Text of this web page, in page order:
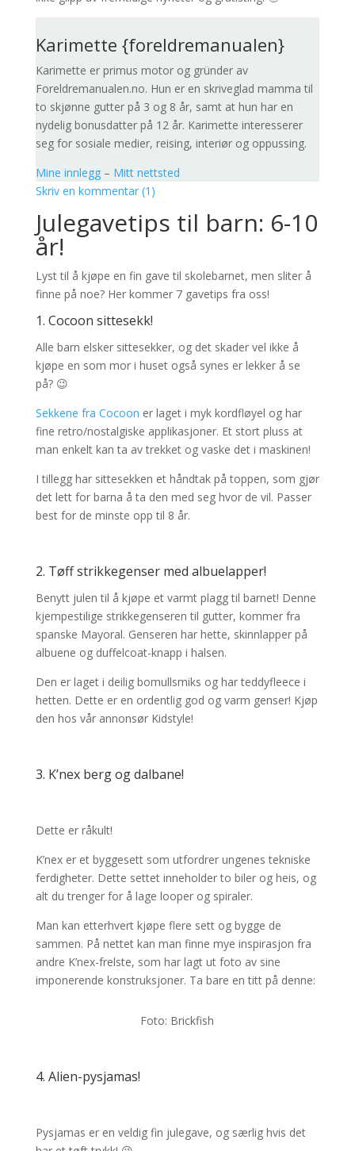
Karimette {foreldremanualen}
Karimette er primus motor og gründer av
Foreldremanualen.no. Hun er en skriveglad mamma til
to skjønne gutter på 3 og 8 år, samt at hun har en
nydelig bonusdatter på 12 år. Karimette interesserer
seg for sosiale medier, reising, interiør og oppussing.
Mine innlegg– Mitt nettsted
Skriv en kommentar (1)
Julegavetips til barn: 6-10
år!
Lyst til å kjøpe en fin gave til skolebarnet, men sliter å
finne på noe? Her kommer 7 gavetips fra oss!
1. Cocoon sittesekk!
Alle barn elsker sittesekker, og det skader vel ikke å
kjøpe en som mor i huset også synes er lekker å se
på? 😉
Sekkene fra Cocoon er laget i myk kordfløyel og har
fine retro/nostalgiske applikasjoner. Et stort pluss at
man enkelt kan ta av trekket og vaske det i maskinen!
I tillegg har sittesekken et håndtak på toppen, som gjør
det lett for barna å ta den med seg hvor de vil. Passer
best for de minste opp til 8 år.
2. Tøff strikkegenser med albuelapper!
Benytt julen til å kjøpe et varmt plagg til barnet! Denne
kjempestilige strikkegenseren til gutter, kommer fra
spanske Mayoral. Genseren har hette, skinnlapper på
albuene og duffelcoat-knapp i halsen.
Den er laget i deilig bomullsmiks og har teddyfleece i
hetten. Dette er en ordentlig god og varm genser! Kjøp
den hos vår annonsør Kidstyle!
3. K’nex berg og dalbane!
Dette er råkult!
K’nex er et byggesett som utfordrer ungenes tekniske
ferdigheter. Dette settet inneholder to biler og heis, og
alt du trenger for å lage looper og spiraler.
Man kan etterhvert kjøpe flere sett og bygge de
sammen. På nettet kan man finne mye inspirasjon fra
andre K’nex-frelste, som har lagt ut foto av sine
imponerende konstruksjoner. Ta bare en titt på denne:
Foto: Brickfish
4. Alien-pysjamas!
Pysjamas er en veldig fin julegave, og særlig hvis det